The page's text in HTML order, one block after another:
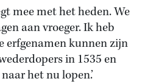
mee met het heden. We
aan vroeger. Ik heb
erfgenamen kunnen zijn
in 1535 en
het nu lopen.’